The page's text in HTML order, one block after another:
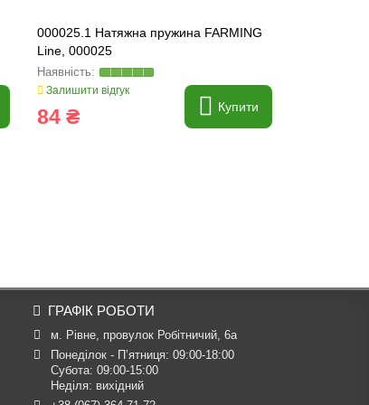
000025.1 Натяжна пружина FARMING
Line, 000025
Залишити відгук
84 ₴ Купити
ГРАФІК РОБОТИ
м. Рівне, провулок Робітничий, 6а
Понеділок - П’ятниця: 09:00-18:00
Субота: 09:00-15:00
Неділя: вихідний